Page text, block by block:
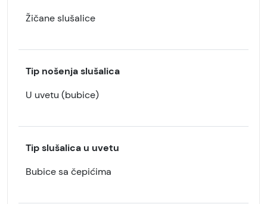
Žičane slušalice
Tip nošenja slušalica
U uvetu (bubice)
Tip slušalica u uvetu
Bubice sa čepićima